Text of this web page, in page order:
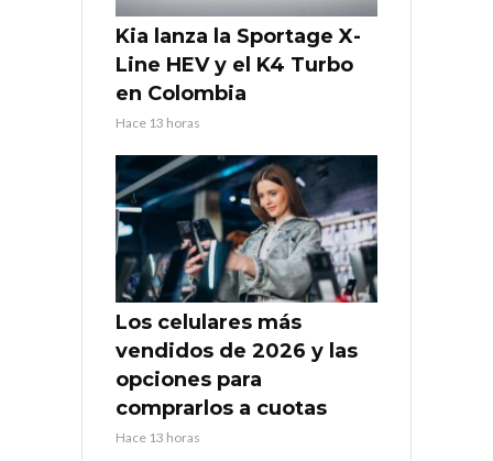
Kia lanza la Sportage X-
Line HEV y el K4 Turbo
en Colombia
Hace 13 horas
Los celulares más
vendidos de 2026 y las
opciones para
comprarlos a cuotas
Hace 13 horas